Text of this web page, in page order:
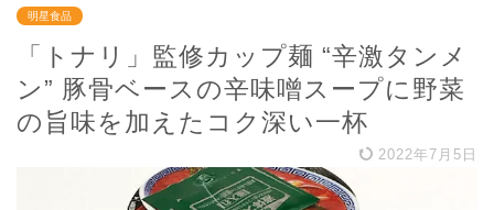
明星食品
「トナリ」監修カップ麺 “辛激タンメ
ン” 豚骨ベースの辛味噌スープに野菜
の旨味を加えたコク深い一杯
2022年7月5日